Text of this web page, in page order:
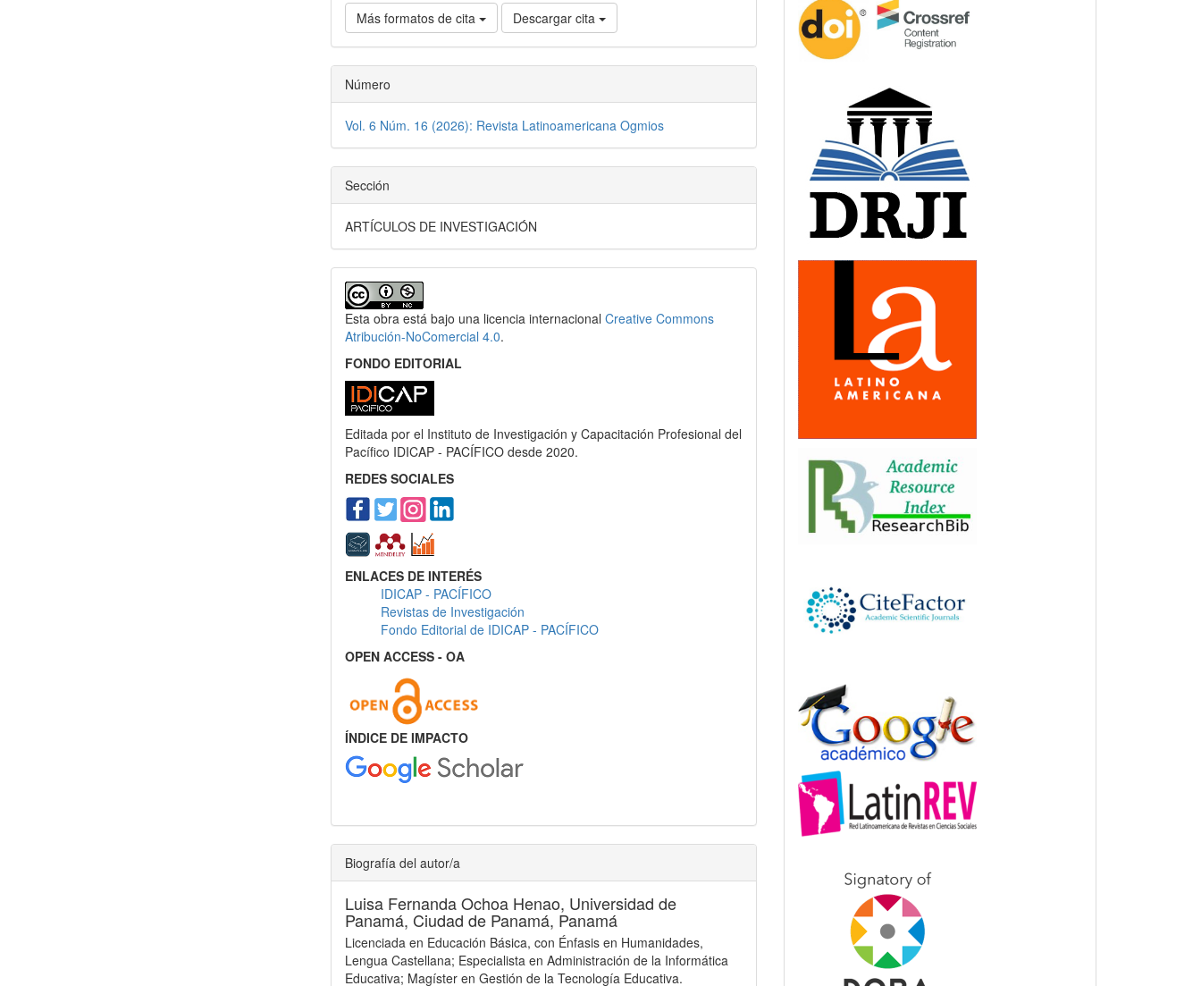
Más formatos de cita Descargar cita
Número
Vol. 6 Núm. 16 (2026): Revista Latinoamericana Ogmios
Sección
ARTÍCULOS DE INVESTIGACIÓN
Esta obra está bajo una licencia internacionalCreative Commons
Atribución-NoComercial 4.0.
FONDO EDITORIAL
Editada por el Instituto de Investigación y Capacitación Profesional del
Pacífico IDICAP - PACÍFICO desde 2020.
REDES SOCIALES
ENLACES DE INTERÉS
IDICAP - PACÍFICO
Revistas de Investigación
Fondo Editorial de IDICAP - PACÍFICO
OPEN ACCESS - OA
ÍNDICE DE IMPACTO
Biografía del autor/a
Luisa Fernanda Ochoa Henao, Universidad de
Panamá, Ciudad de Panamá, Panamá
Licenciada en Educación Básica, con Énfasis en Humanidades,
Lengua Castellana; Especialista en Administración de la Informática
Educativa; Magíster en Gestión de la Tecnología Educativa.